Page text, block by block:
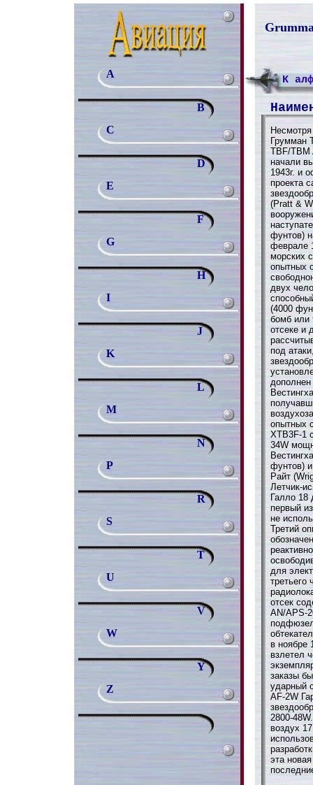
A
B
C
D
E
F
G
H
I
J
K
L
M
N
P
R
S
T
U
V
W
Y
Z
К
Грумман
TBF/TBM
начали
1943г. и
проекта
(Pratt &
фунтов)
феврале
морских
опытных
двух
(4000
бомб или
отсеке и
под
дополнен
опытных
XTB3F-1
34W
фунтов)
Райт
Летчик-
Галло 18
первый
не
Третий
для
третьего
отсек
AN/APS-
в ноябре
взлетел
заказы
ударный
AF-2W
2800-
воздух
эта